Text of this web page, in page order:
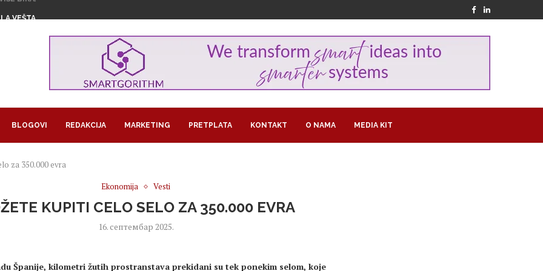
VEŠTAČKE INTELIGENCIJE UTIČU NA...
BLOGOVI REDAKCIJA MARKETING PRETPLATA KONTAKT O NAMA MEDIA KIT
za 350.000 evra
Ekonomija
Vesti
KUPITI CELO SELO ZA 350.000 EVRA
16. септембар 2025.
Španije, kilometri žutih prostranstava prekidani su tek ponekim selom, koje